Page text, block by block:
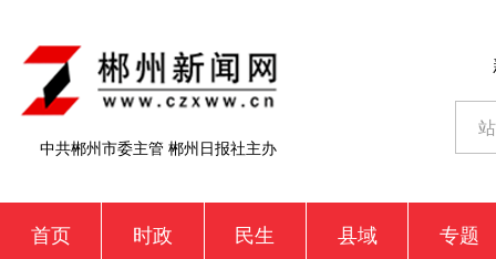
中共郴州市委主管 郴州日报社主办
首页 时政 民生 县域 专题